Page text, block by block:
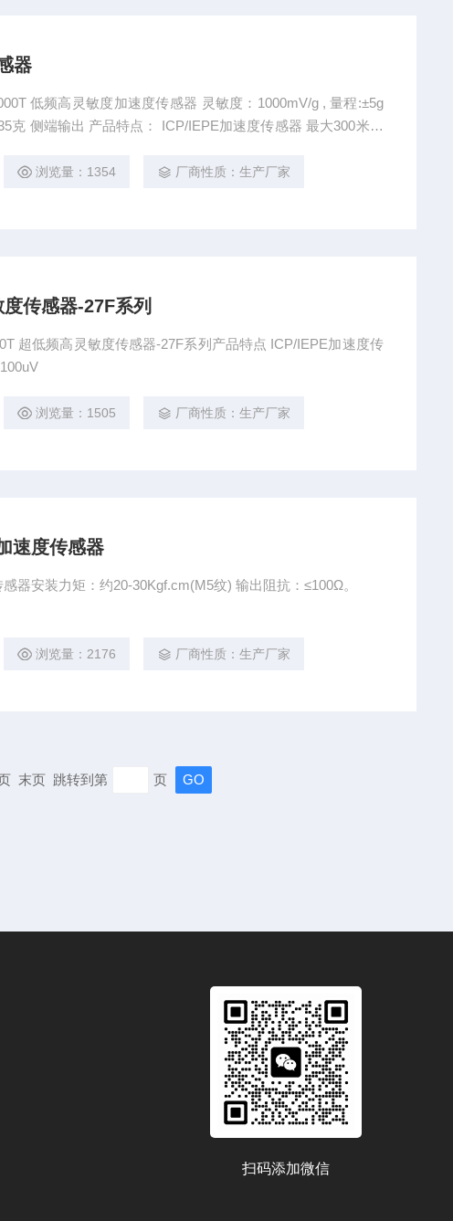
器
低频高灵敏度加速度传感器 灵敏度：1000mV/g , 量程:±5g
浏览量：1354 厂商性质：生产厂家
传感器-27F系列
超低频高灵敏度传感器-27F系列产品特点 ICP/IEPE加速度传
浏览量：1505 厂商性质：生产厂家
速度传感器
器安装力矩：约20-30Kgf.cm(M5纹) 输出阻抗：≤100Ω。
浏览量：2176 厂商性质：生产厂家
末页 跳转到第 页
扫码添加微信